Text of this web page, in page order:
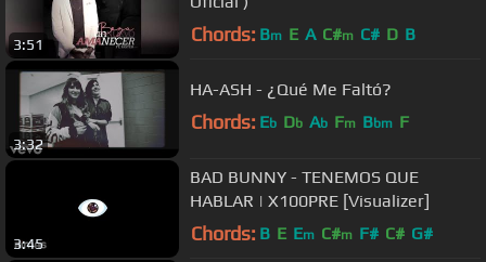
3:51 Chords: Bm E A C#m C# D B
3:32
HA-ASH - ¿Qué Me Faltó?
Chords: Eb Db Ab Fm Bbm F
3:45
BAD BUNNY - TENEMOS QUE
HABLAR | X100PRE [Visualizer]
Chords: B E Em C#m F# C# G#